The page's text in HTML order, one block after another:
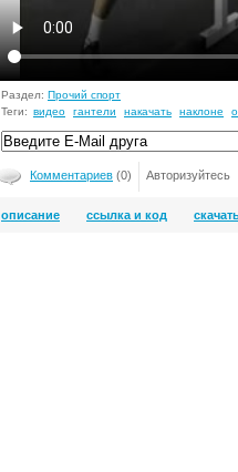
Раздел: Прочий спорт
Теги: видео гантели накачать наклоне
Комментариев (0) Авторизуйтесь
описание ссылка и код